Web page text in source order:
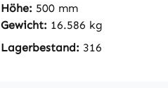
Höhe: 500 mm
Gewicht: 16.586 kg
Lagerbestand: 316